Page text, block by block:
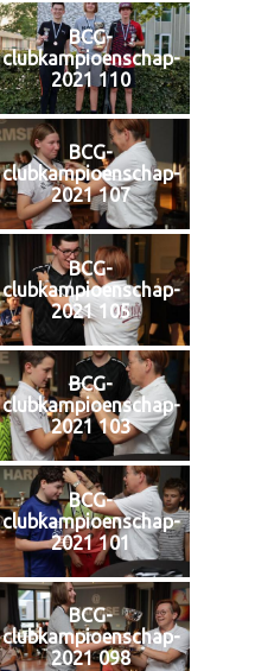
BCG-
clubkampioenschap-
2021 110
BCG-
clubkampioenschap-
2021 107
BCG-
clubkampioenschap-
2021 105
BCG-
clubkampioenschap-
2021 103
BCG-
clubkampioenschap-
2021 101
BCG-
clubkampioenschap-
2021 098